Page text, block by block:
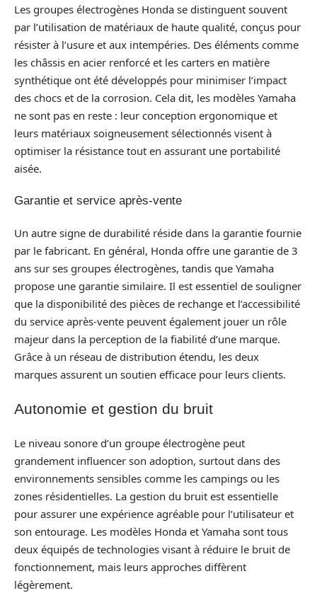
Les groupes électrogènes Honda se distinguent souvent
par l’utilisation de matériaux de haute qualité, conçus pour
résister à l’usure et aux intempéries. Des éléments comme
les châssis en acier renforcé et les carters en matière
synthétique ont été développés pour minimiser l’impact
des chocs et de la corrosion. Cela dit, les modèles Yamaha
ne sont pas en reste : leur conception ergonomique et
leurs matériaux soigneusement sélectionnés visent à
optimiser la résistance tout en assurant une portabilité
aisée.
Garantie et service après-vente
Un autre signe de durabilité réside dans la garantie fournie
par le fabricant. En général, Honda offre une garantie de 3
ans sur ses groupes électrogènes, tandis que Yamaha
propose une garantie similaire. Il est essentiel de souligner
que la disponibilité des pièces de rechange et l’accessibilité
du service après-vente peuvent également jouer un rôle
majeur dans la perception de la fiabilité d’une marque.
Grâce à un réseau de distribution étendu, les deux
marques assurent un soutien efficace pour leurs clients.
Autonomie et gestion du bruit
Le niveau sonore d’un groupe électrogène peut
grandement influencer son adoption, surtout dans des
environnements sensibles comme les campings ou les
zones résidentielles. La gestion du bruit est essentielle
pour assurer une expérience agréable pour l’utilisateur et
son entourage. Les modèles Honda et Yamaha sont tous
deux équipés de technologies visant à réduire le bruit de
fonctionnement, mais leurs approches diffèrent
légèrement.